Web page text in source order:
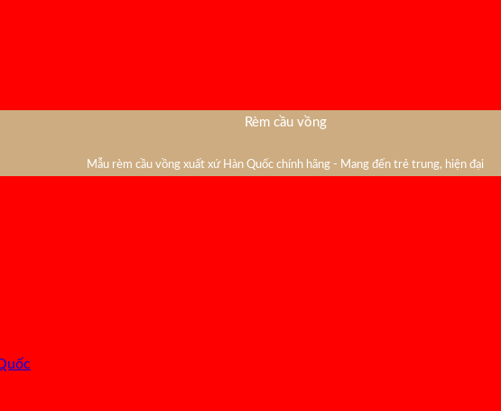
Rèm cầu vồng
Mẫu rèm cầu vồng xuất xứ Hàn Quốc chính hãng - Mang đến trẻ trung, hiện đại